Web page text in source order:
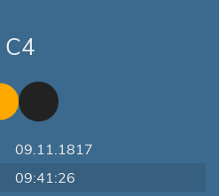
C4
09.11.1817
09:41:26